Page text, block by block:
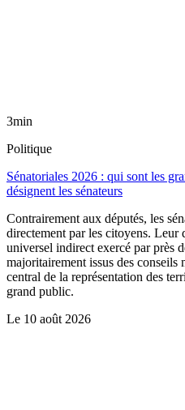
3min
Politique
Sénatoriales 2026 : qui sont les
désignent les sénateurs
Contrairement aux députés, les
directement par les citoyens. Leur
universel indirect exercé par près
majoritairement issus des
central de la représentation des
grand public.
Le 10 août 2026